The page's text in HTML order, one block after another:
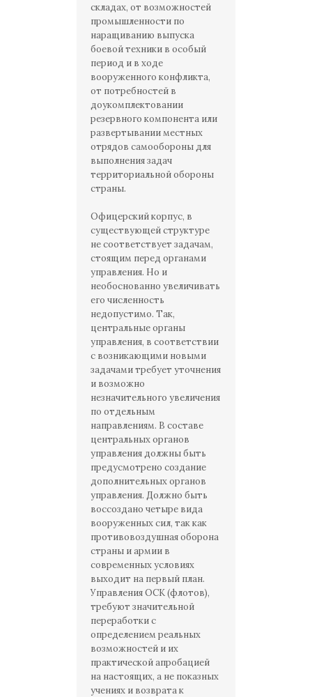
складах, от возможностей
промышленности по
наращиванию выпуска
боевой техники в особый
период и в ходе
вооруженного конфликта,
от потребностей в
доукомплектовании
резервного компонента или
развертывании местных
отрядов самообороны для
выполнения задач
территориальной обороны
страны.
Офицерский корпус, в
существующей структуре
не соответствует задачам,
стоящим перед органами
управления. Но и
необоснованно увеличивать
его численность
недопустимо. Так,
центральные органы
управления, в соответствии
с возникающими новыми
задачами требует уточнения
и возможно
незначительного увеличения
по отдельным
направлениям. В составе
центральных органов
управления должны быть
предусмотрено создание
дополнительных органов
управления. Должно быть
воссоздано четыре вида
вооруженных сил, так как
противовоздушная оборона
страны и армии в
современных условиях
выходит на первый план.
Управления ОСК (флотов),
требуют значительной
переработки с
определением реальных
возможностей и их
практической апробацией
на настоящих, а не показных
учениях и возврата к